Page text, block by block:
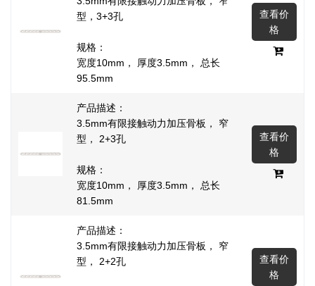
型，3+3孔
规格：
宽度10mm， 厚度3.5mm， 总长
95.5mm
查看价
格
产品描述：
3.5mm有限接触动力加压骨板， 窄
型， 2+3孔
规格：
宽度10mm， 厚度3.5mm， 总长
81.5mm
查看价
格
产品描述：
3.5mm有限接触动力加压骨板， 窄
型， 2+2孔
查看价
格